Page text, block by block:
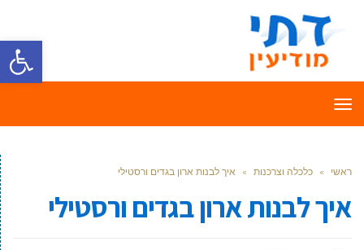
פתח
תפריט
ראשי » כלכלה וצרכנות » איך לבנות ארון בגדים ורסטילי
איך לבנות ארון בגדים ורסטילי